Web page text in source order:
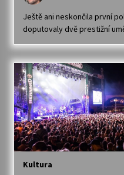
Ještě ani neskončila první
doputovaly dvě prestižní
Kultura